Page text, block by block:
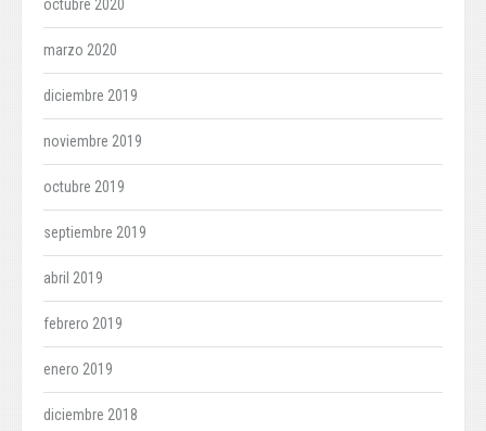
octubre 2020
marzo 2020
diciembre 2019
noviembre 2019
octubre 2019
septiembre 2019
abril 2019
febrero 2019
enero 2019
diciembre 2018